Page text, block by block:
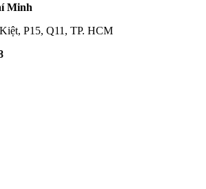
Minh
P15, Q11, TP. HCM